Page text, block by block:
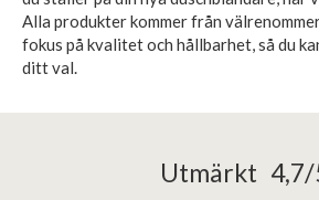
Alla produkter kommer från
fokus på kvalitet och hållbarhet, så du
ditt val.
Utmärkt 4,7/